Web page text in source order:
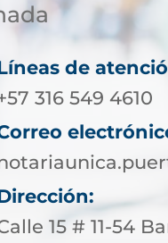
de
316 549 4610
15 # 11-54